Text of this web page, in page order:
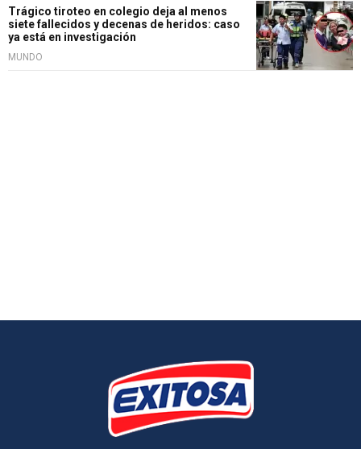
Trágico tiroteo en colegio deja al menos
siete fallecidos y decenas de heridos: caso
ya está en investigación
MUNDO